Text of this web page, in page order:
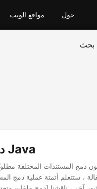
مواقع الويب حول
بحث
دمج أنواع ملفات متعددة في واحد باستخدام Java
دمج المستندات المختلفة
، ستتعلم أتمتة عملية دمج